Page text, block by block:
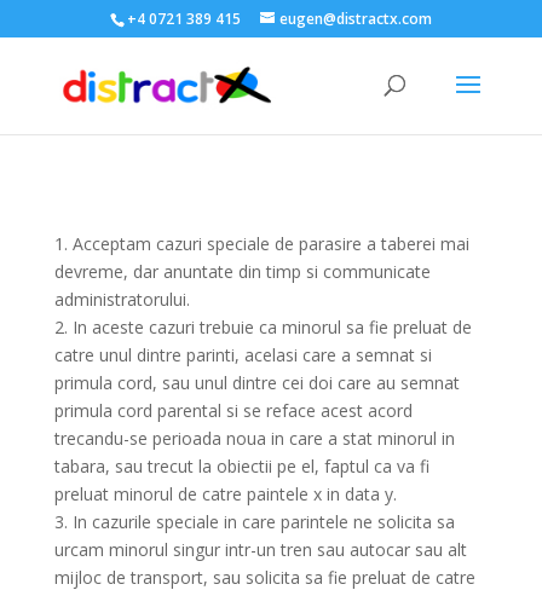
+4 0721 389 415 eugen@distractx.com
1. Acceptam cazuri speciale de parasire a taberei mai
devreme, dar anuntate din timp si communicate
administratorului.
2. In aceste cazuri trebuie ca minorul sa fie preluat de
catre unul dintre parinti, acelasi care a semnat si
primula cord, sau unul dintre cei doi care au semnat
primula cord parental si se reface acest acord
trecandu-se perioada noua in care a stat minorul in
tabara, sau trecut la obiectii pe el, faptul ca va fi
preluat minorul de catre paintele x in data y.
3. In cazurile speciale in care parintele ne solicita sa
urcam minorul singur intr-un tren sau autocar sau alt
mijloc de transport, sau solicita sa fie preluat de catre